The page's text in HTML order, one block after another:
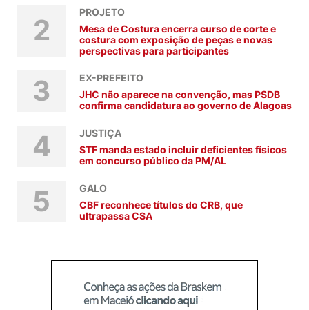
2
PROJETO
Mesa de Costura encerra curso de corte e
costura com exposição de peças e novas
perspectivas para participantes
3
EX-PREFEITO
JHC não aparece na convenção, mas PSDB
confirma candidatura ao governo de Alagoas
4
JUSTIÇA
STF manda estado incluir deficientes físicos
em concurso público da PM/AL
5
GALO
CBF reconhece títulos do CRB, que
ultrapassa CSA